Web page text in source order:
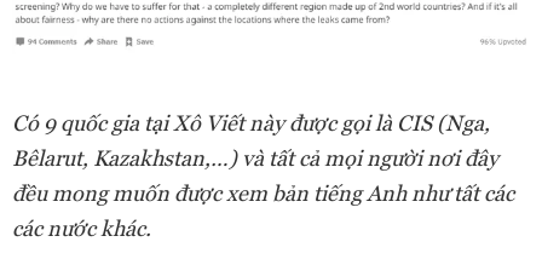
Có 9 quốc gia tại Xô Viết này được gọi là CIS (Nga,
Bêlarut, Kazakhstan,…) và tất cả mọi người nơi đây
đều mong muốn được xem bản tiếng Anh như tất các
các nước khác.